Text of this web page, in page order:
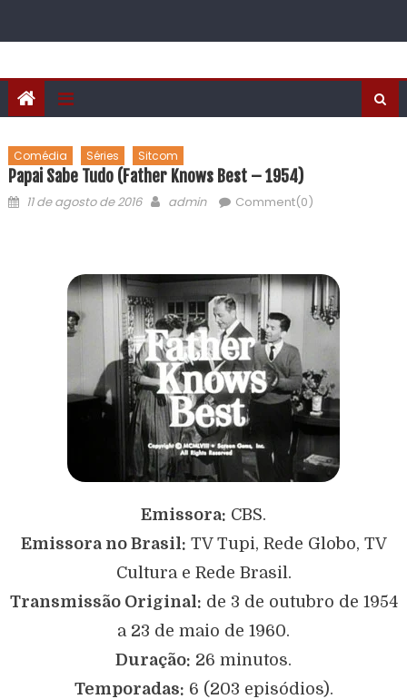
Comédia Séries Sitcom
Papai Sabe Tudo (Father Knows Best – 1954)
11 de agosto de 2016 admin Comment(0)
Emissora: CBS.
Emissora no Brasil: TV Tupi, Rede Globo, TV
Cultura e Rede Brasil.
Transmissão Original: de 3 de outubro de 1954
a 23 de maio de 1960.
Duração: 26 minutos.
Temporadas: 6 (203 episódios).